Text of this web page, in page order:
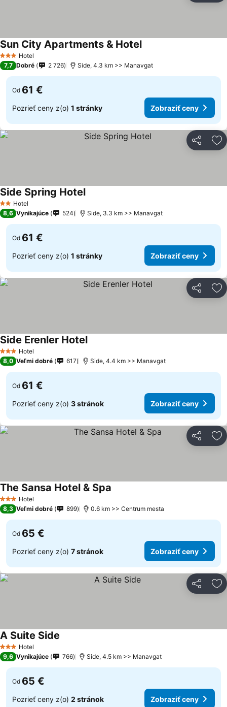
3 Počet hviezdičiek
Hotel
Sun City Apartments & Hotel
7,7 Dobré 2 726 Side, 4.3 km >> Manavgat
Od 61 €
Pozrieť ceny z(o) 1 stránky Zobraziť ceny
Zdieľať
2 Počet hviezdičiek
Hotel
Side Spring Hotel
8,6 Vynikajúce 524 Side, 3.3 km >> Manavgat
Od 61 €
Pozrieť ceny z(o) 1 stránky Zobraziť ceny
Zdieľať
3 Počet hviezdičiek
Hotel
Side Erenler Hotel
8,0 Veľmi dobré 617 Side, 4.4 km >> Manavgat
Od 61 €
Pozrieť ceny z(o) 3 stránok Zobraziť ceny
Zdieľať
3 Počet hviezdičiek
Hotel
The Sansa Hotel & Spa
8,3 Veľmi dobré 899 0.6 km >> Centrum mesta
Od 65 €
Pozrieť ceny z(o) 7 stránok Zobraziť ceny
Zdieľať
3 Počet hviezdičiek
Hotel
A Suite Side
9,6 Vynikajúce 766 Side, 4.5 km >> Manavgat
Od 65 €
Pozrieť ceny z(o) 2 stránok Zobraziť ceny